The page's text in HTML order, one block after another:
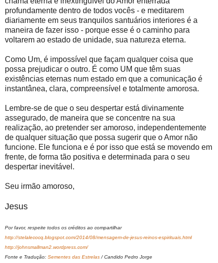
profundamente dentro de todos vocês - e meditarem
diariamente em seus tranquilos santuários interiores é a
maneira de fazer isso - porque esse é o caminho para
voltarem ao estado de unidade, sua natureza eterna.
Como Um, é impossível que façam qualquer coisa que
possa prejudicar o outro. É como UM que têm suas
existências eternas num estado em que a comunicação é
instantânea, clara, compreensível e totalmente amorosa.
Lembre-se de que o seu despertar está divinamente
assegurado, de maneira que se concentre na sua
realização, ao pretender ser amoroso, independentemente
de qualquer situação que possa sugerir que o Amor não
funcione. Ele funciona e é por isso que está se movendo em
frente, de forma tão positiva e determinada para o seu
despertar inevitável.
Seu irmão amoroso,
Jesus
Por favor, respeite todos os créditos ao compartilhar
http://stelalecocq.blogspot.com/2014/08/mensagem-de-jesus-reinos-espirituais.html
http://johnsmallman2.wordpress.com/
Fonte e Tradução: Sementes das Estrelas / Candido Pedro Jorge